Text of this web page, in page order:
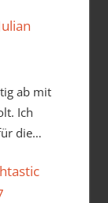
ab mit
Ich
die…